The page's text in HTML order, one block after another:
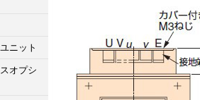
ニット
オプシ